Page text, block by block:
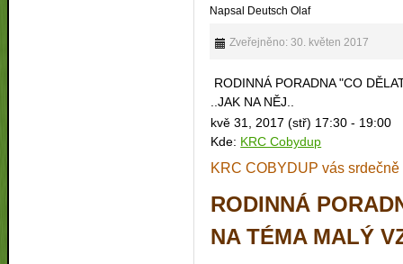
Napsal Deutsch Olaf
Zveřejněno: 30. květen 2017
RODINNÁ PORADNA "CO
..JAK NA NĚJ..
kvě 31, 2017 (stř) 17:30 - 19:00
Kde: KRC Cobydup
KRC COBYDUP vás srdečně
RODINNÁ
NA TÉMA MALÝ